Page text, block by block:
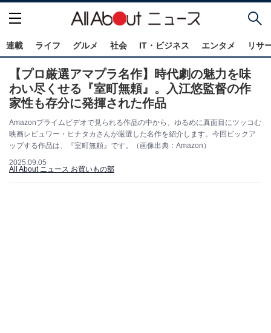
連載 ライフ グルメ 社会 IT・ビジネス エンタメ リサ
【プロ厳選アマプラ名作】時代劇の魅力を味
わい尽くせる『室町無頼』。入江悠監督の作
家性も存分に発揮された作品
Amazonプライムビデオで見られる作品の中から、ゆるめに真面目にツッコむ
映画レビュワー・ヒナタカさんが厳選した名作を紹介します。今回ピックア
ップする作品は、『室町無頼』です。（画像出典：Amazon）
2025.09.05
All About ニュース お買いもの部